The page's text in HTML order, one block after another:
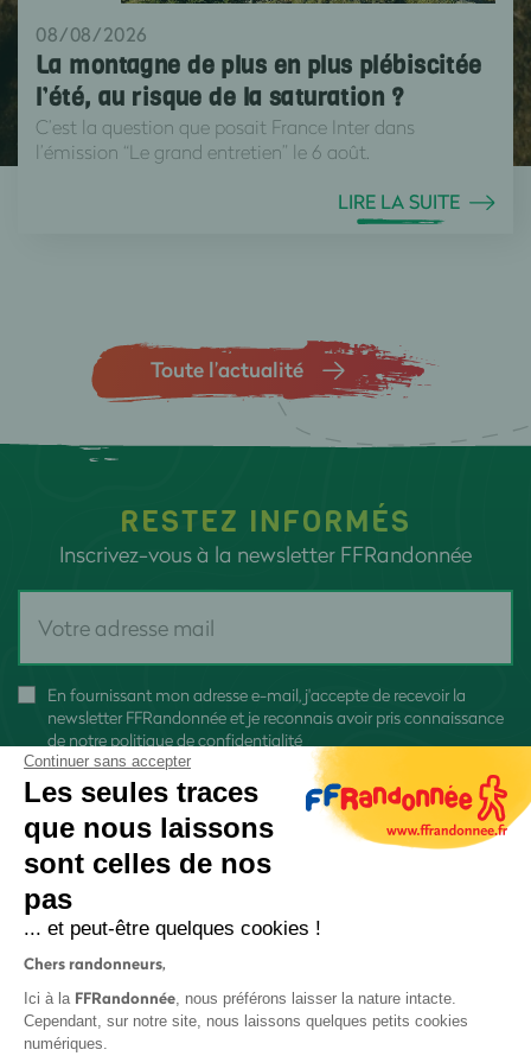
08/08/2026
La montagne de plus en plus plébiscitée
l’été, au risque de la saturation ?
C’est la question que posait France Inter dans
l’émission “Le grand entretien” le 6 août.
LIRE LA SUITE
Toute l’actualité
RESTEZ INFORMÉS
Inscrivez-vous à la newsletter FFRandonnée
En fournissant mon adresse e-mail, j'accepte de recevoir la
newsletter FFRandonnée et je reconnais avoir pris connaissance
de notre politique de confidentialité
Continuer sans accepter
Les seules traces
que nous laissons
sont celles de nos
pas
... et peut-être quelques cookies !
Chers randonneurs,
Ici à la FFRandonnée, nous préférons laisser la nature intacte.
Cependant, sur notre site, nous laissons quelques petits cookies
numériques.